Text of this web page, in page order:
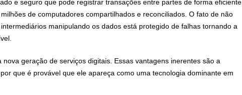
e seguro que pode registrar transações entre partes de forma
de computadores compartilhados e reconciliados. O fato de não
manipulando os dados está protegido de falhas tornando a
geração de serviços digitais. Essas vantagens inerentes são a
que é provável que ele apareça como uma tecnologia dominante em